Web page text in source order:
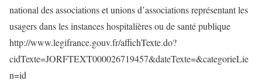
national des associations et unions d’associations représentant les
usagers dans les instances hospitalières ou de santé publique
http://www.legifrance.gouv.fr/affichTexte.do?
cidTexte=JORFTEXT000026719457&dateTexte=&categorieLie
n=id